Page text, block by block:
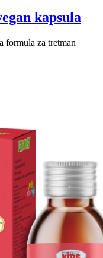
kapsula
za tretman